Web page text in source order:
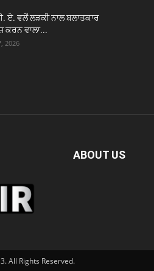
ਏ. ਵਲੋਂ ਲੜਕੀ ਨਾਲ ਬਲਾਤਕਾਰ
ਕਰਨ ਵਾਲਾ...
2026
ABOUT US
All Rights Reserved.